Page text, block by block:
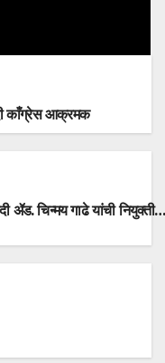
काँग्रेस आक्रमक
ॲड. चिन्मय गाढे यांची नियुक्ती…